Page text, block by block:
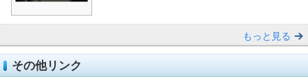
もっと見る
その他リンク